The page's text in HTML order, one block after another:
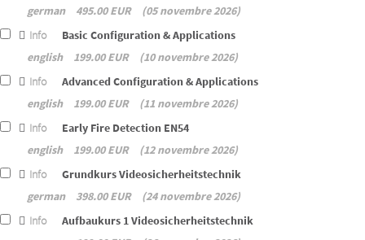
german
495.00 EUR
05 novembre 2026
Info
Basic Configuration & Applications
english
199.00 EUR
10 novembre 2026
Info
Advanced Configuration & Applications
english
199.00 EUR
11 novembre 2026
Info
Early Fire Detection EN54
english
199.00 EUR
12 novembre 2026
Info
Grundkurs Videosicherheitstechnik
german
398.00 EUR
24 novembre 2026
Info
Aufbaukurs 1 Videosicherheitstechnik